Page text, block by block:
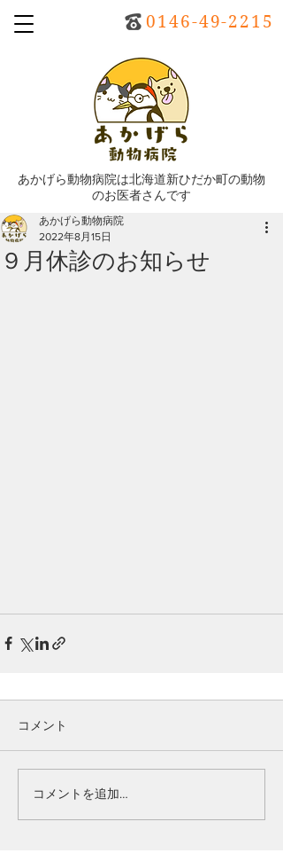
0146-49-2215
あかげら動物病院は北海道新ひだか町の動物
のお医者さんです
９月休診のお知らせ
あかげら動物病院
2022年8月15日
コメント
コメントを追加…